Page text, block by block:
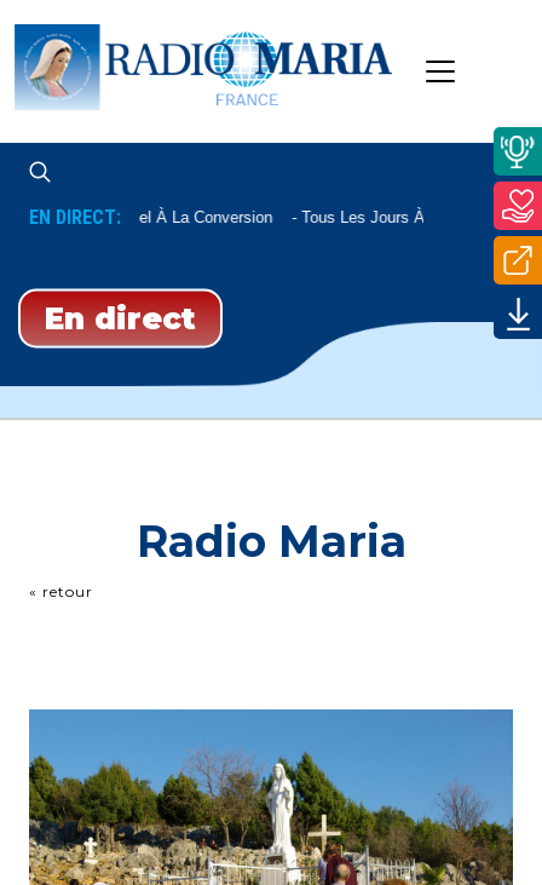
EN DIRECT:Appel À La Conversion Tous Les Jours À 22h20
En direct
Radio Maria
« retour